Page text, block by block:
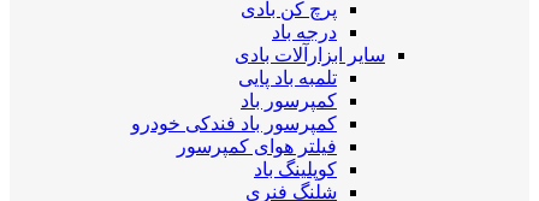
پرچ کن بادی
درجه باد
سایر ابزارآلات بادی
تلمبه باد پایی
کمپرسور باد
کمپرسور باد فندکی خودرو
فیلتر هوای کمپرسور
کوپلینگ باد
شلنگ فنری